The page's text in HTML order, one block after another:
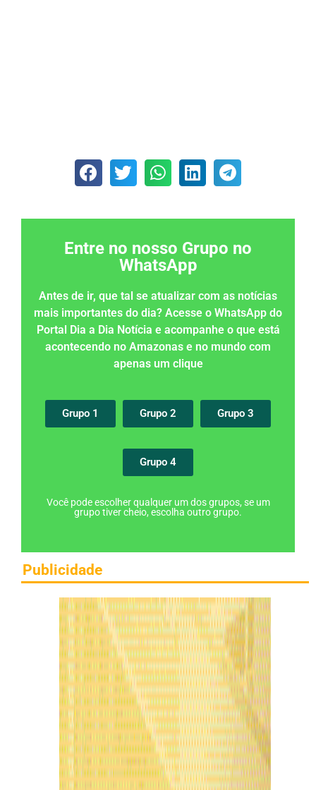
Entre no nosso Grupo no
WhatsApp
Antes de ir, que tal se atualizar com as notícias
mais importantes do dia? Acesse o WhatsApp do
Portal Dia a Dia Notícia e acompanhe o que está
acontecendo no Amazonas e no mundo com
apenas um clique
Grupo 1 Grupo 2 Grupo 3
Grupo 4
Você pode escolher qualquer um dos grupos, se um
grupo tiver cheio, escolha outro grupo.
Publicidade